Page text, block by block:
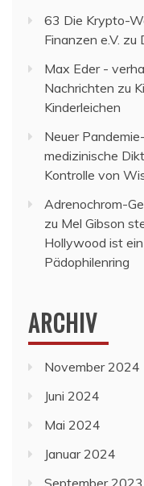
63 Die Krypto-
Finanzen e.V. zu
Max Eder -
Nachrichten zu
Kinderleichen
Neuer
medizinische
Kontrolle von
Adrenochrom-
zu Mel Gibson
Hollywood ist
Pädophilenring
ARCHIV
November 2024
Juni 2024
Mai 2024
Januar 2024
September 2023